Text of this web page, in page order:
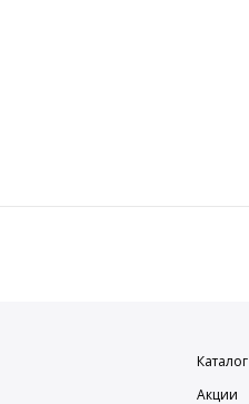
Каталог
Акции